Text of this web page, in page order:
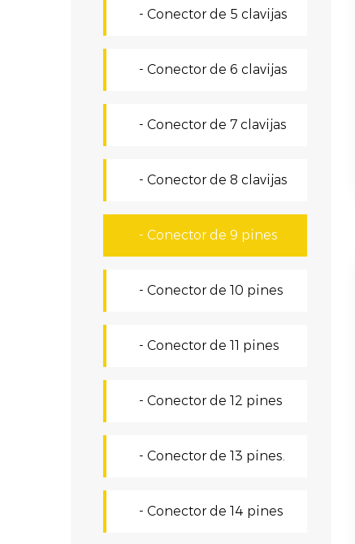
- Conector de 5 clavijas
- Conector de 6 clavijas
- Conector de 7 clavijas
- Conector de 8 clavijas
- Conector de 9 pines
- Conector de 10 pines
- Conector de 11 pines
- Conector de 12 pines
- Conector de 13 pines.
- Conector de 14 pines